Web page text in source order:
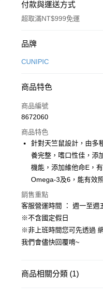
付款與運送方式
超取滿NT$999免運
付款方式
信用卡一次付款
合作金庫商業銀行
華南商業銀行
上海商業儲蓄銀行
國泰世華商業銀行
臺灣中小企業銀行
聯邦商業銀行
元大商業銀行
玉山商業銀行
台新國際商業銀行
超商取貨付款
LINE Pay
Apple Pay
街口支付
Google Pay
AFTEE先享後付
相關說明
【關於「AFTEE先享後付」】
２．便利：只要手機號碼，簡
品牌
CUNIPIC
商品特色
商品編號
8672060
商品特色
針對天竺鼠設計，由多
養完整，嗜口性佳，添
機能，添加維他命E，
Omega-3及6，能有效
銷售重點
客服營運時間 ： 週一至週
※不含國定假日
※非上班時間您可先透過
我們會儘快回覆唷~
商品相關分類 (1)